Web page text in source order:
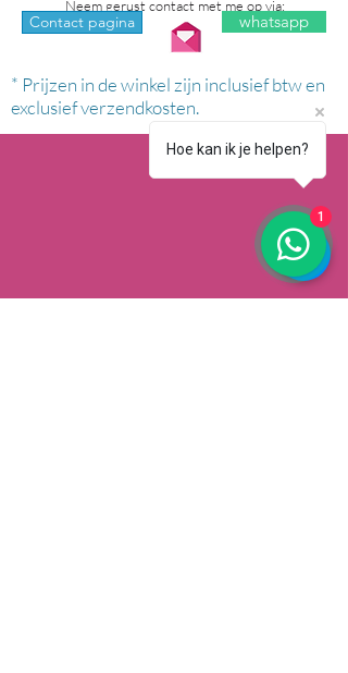
Neem gerust contact met me op via:
Contact pagina whatsapp
* Prijzen in de winkel zijn inclusief btw en
exclusief verzendkosten.
Hoe kan ik je helpen?
1